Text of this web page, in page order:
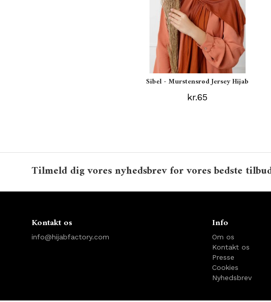
Sibel - Murstensrød Jersey Hijab
kr.65
Tilmeld dig vores nyhedsbrev for vores bedste
Kontakt os
info@hijabfactory.com
Info
Om os
Kontakt os
Presse
Cookies
Nyhedsbrev